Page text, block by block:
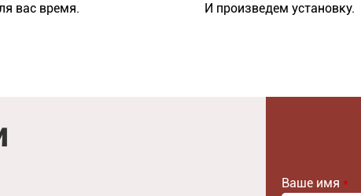
вас время.
И произведем установку.
Ваше имя *